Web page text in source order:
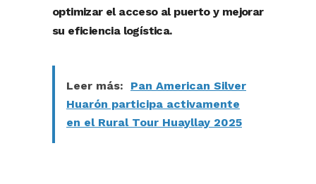
optimizar el acceso al puerto y mejorar
su eficiencia logística.
Leer más:
Pan American Silver
Huarón participa activamente
en el Rural Tour Huayllay 2025